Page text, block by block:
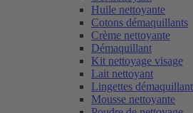
Huile nettoyante
Cotons démaquillants
Crème nettoyante
Démaquillant
Kit nettoyage visage
Lait nettoyant
Lingettes
Mousse nettoyante